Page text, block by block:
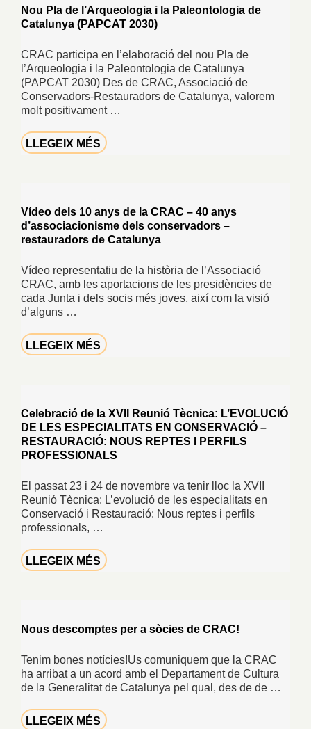
Nou Pla de l’Arqueologia i la Paleontologia de
Catalunya (PAPCAT 2030)
CRAC participa en l’elaboració del nou Pla de
l’Arqueologia i la Paleontologia de Catalunya
(PAPCAT 2030) Des de CRAC, Associació de
Conservadors-Restauradors de Catalunya, valorem
molt positivament …
LLEGEIX MÉS
Vídeo dels 10 anys de la CRAC – 40 anys
d’associacionisme dels conservadors –
restauradors de Catalunya
Vídeo representatiu de la història de l’Associació
CRAC, amb les aportacions de les presidències de
cada Junta i dels socis més joves, així com la visió
d’alguns …
LLEGEIX MÉS
Celebració de la XVII Reunió Tècnica: L’EVOLUCIÓ
DE LES ESPECIALITATS EN CONSERVACIÓ –
RESTAURACIÓ: NOUS REPTES I PERFILS
PROFESSIONALS
El passat 23 i 24 de novembre va tenir lloc la XVII
Reunió Tècnica: L’evolució de les especialitats en
Conservació i Restauració: Nous reptes i perfils
professionals, …
LLEGEIX MÉS
Nous descomptes per a sòcies de CRAC!
Tenim bones notícies!Us comuniquem que la CRAC
ha arribat a un acord amb el Departament de Cultura
de la Generalitat de Catalunya pel qual, des de de …
LLEGEIX MÉS